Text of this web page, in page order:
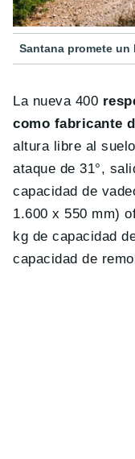
Santana promete
La nueva 400
como fabricante
altura libre al
ataque de 31°,
capacidad de
1.600 x 550 mm)
kg de capacidad
capacidad de